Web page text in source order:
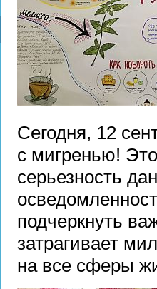
Сегодня, 12
с мигренью!
серьезность
подчеркнуть
затрагивает
на все сферы